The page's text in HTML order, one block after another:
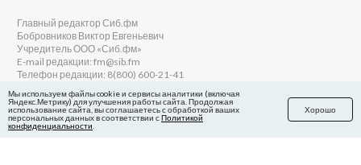
Главный редактор Сиб.фм
Бобровников Виктор Евгеньевич
Учредитель ООО «Сиб.фм»
E-mail редакции: fm@sib.fm
Телефон редакции: 8(800) 600-21-41
Сайт разработан и поддерживается Технодзен
Мы используем файлы cookie и сервисы аналитики (включая
Яндекс.Метрику) для улучшения работы сайта. Продолжая
использование сайта, вы соглашаетесь с обработкой ваших
персональных данных в соответствии сПолитикой
конфиденциальности
Хорошо